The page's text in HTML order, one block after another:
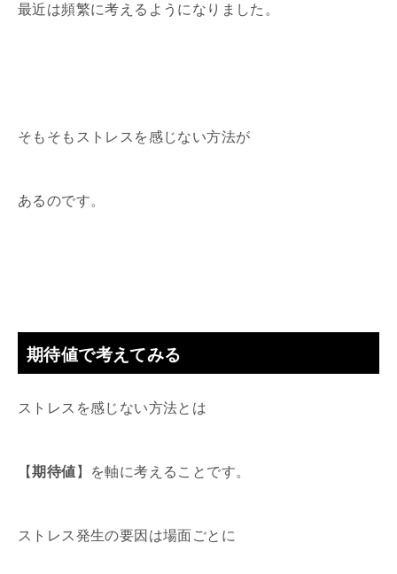
最近は頻繁に考えるようになりました。
そもそもストレスを感じない方法が
あるのです。
期待値で考えてみる
ストレスを感じない方法とは
【期待値 】を軸に考えることです。
ストレス発生の要因は場面ごとに